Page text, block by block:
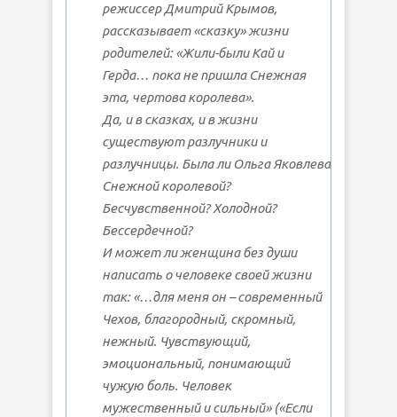
режиссер Дмитрий Крымов,
рассказывает «сказку» жизни
родителей: «Жили-были Кай и
Герда… пока не пришла Снежная
эта, чертова королева».
Да, и в сказках, и в жизни
существуют разлучники и
разлучницы. Была ли Ольга Яковлева
Снежной королевой?
Бесчувственной? Холодной?
Бессердечной?
И может ли женщина без души
написать о человеке своей жизни
так: «…для меня он – современный
Чехов, благородный, скромный,
нежный. Чувствующий,
эмоциональный, понимающий
чужую боль. Человек
мужественный и сильный» («Если